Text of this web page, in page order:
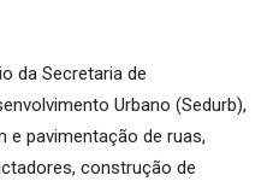
da Secretaria de
Urbano (Sedurb),
e pavimentação de ruas,
construção de